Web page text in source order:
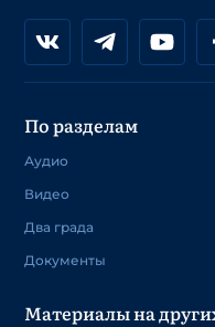
По разделам
Аудио
Видео
Два града
Документы
Материалы на